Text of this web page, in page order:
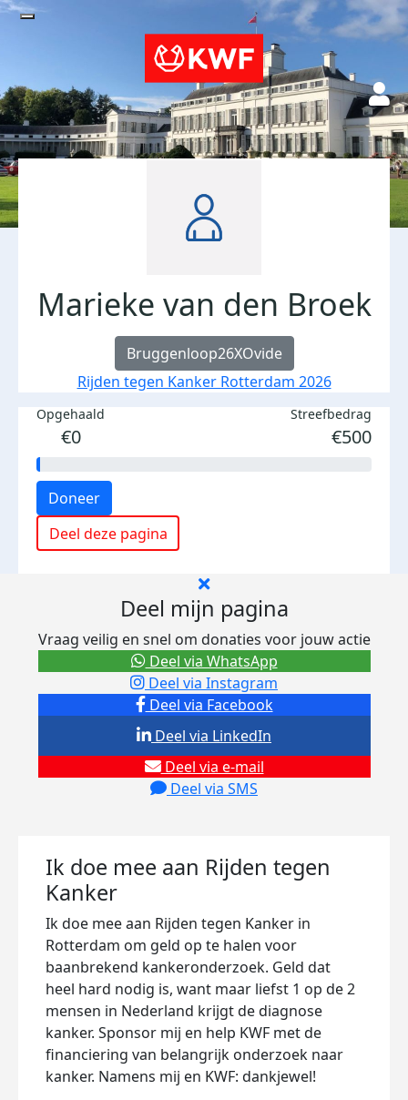
Marieke van den Broek
Bruggenloop26XOvide
Rijden tegen Kanker Rotterdam 2026
Opgehaald
€0
Streefbedrag
€500
Doneer
Deel deze pagina
Deel mijn pagina
Vraag veilig en snel om donaties voor jouw actie
Deel via Facebook
Deel via Instagram
Deel via e-mail
Deel via SMS
Deel via LinkedIn
Deel via WhatsApp
Ik doe mee aan Rijden tegen
Kanker
Ik doe mee aan Rijden tegen Kanker in
Rotterdam om geld op te halen voor
baanbrekend kankeronderzoek. Geld dat
heel hard nodig is, want maar liefst 1 op de 2
mensen in Nederland krijgt de diagnose
kanker. Sponsor mij en help KWF met de
financiering van belangrijk onderzoek naar
kanker. Namens mij en KWF: dankjewel!